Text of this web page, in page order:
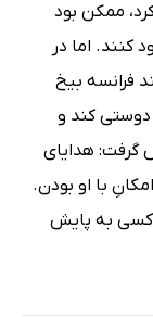
ممکن بود
کنند. اما در
فرانسه بیخ
دوستی کند و
گرفت: هدایای
با او بودن.
کسی به پایش